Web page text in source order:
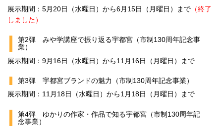
展示期間：5月20日（水曜日）から6月15日（月曜日）まで （終了
しました）
第2弾 みや学講座で振り返る宇都宮（市制130周年記念事
業）
展示期間：9月16日（水曜日）から11月16日（月曜日）まで
第3弾 宇都宮ブランドの魅力（市制130周年記念事業）
展示期間：11月18日（水曜日）から1月18日（月曜日）まで
第4弾 ゆかりの作家・作品で知る宇都宮（市制130周年記
念事業）